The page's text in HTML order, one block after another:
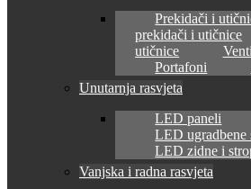
Prekidači i
prekidači i utičnice
utičnice
Portafoni
Unutarnja rasvjeta
LED paneli
LED
LED zidne i
Vanjska i radna rasvjeta